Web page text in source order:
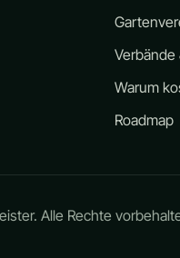
Verbände
Warum
Roadmap
Alle Rechte